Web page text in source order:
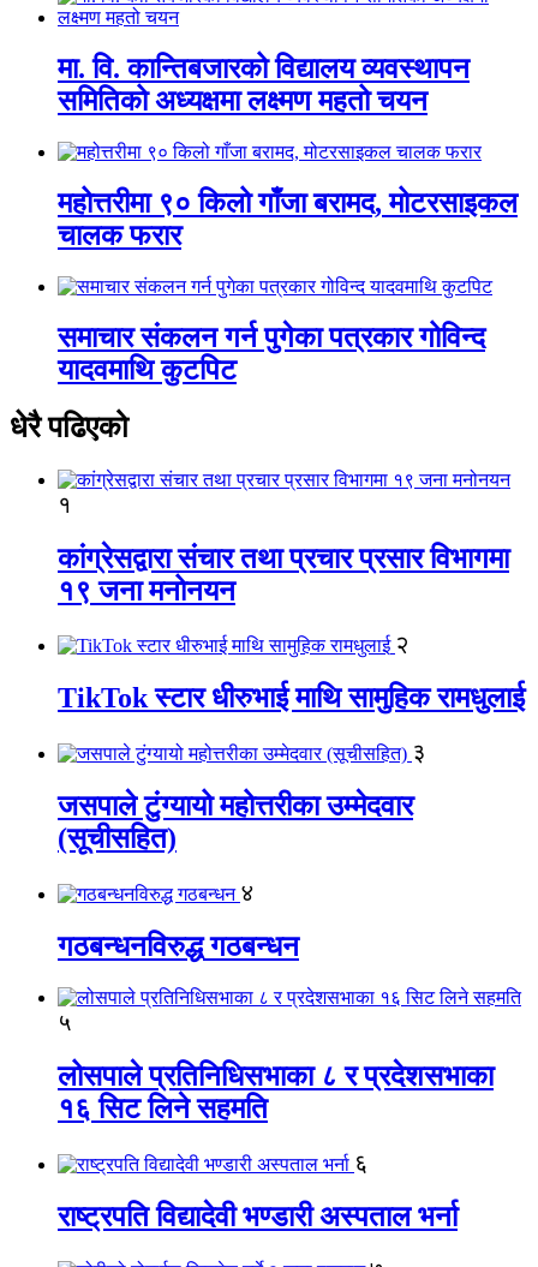
मा. वि. कान्तिबजारको विद्यालय व्यवस्थापन
समितिको अध्यक्षमा लक्ष्मण महतो चयन
महोत्तरीमा ९० किलो गाँजा बरामद, मोटरसाइकल
चालक फरार
समाचार संकलन गर्न पुगेका पत्रकार गोविन्द
यादवमाथि कुटपिट
धेरै पढिएको
१
कांग्रेसद्वारा संचार तथा प्रचार प्रसार विभागमा
१९ जना मनोनयन
२
TikTok स्टार धीरुभाई माथि सामुहिक रामधुलाई
३
जसपाले टुंग्यायो महोत्तरीका उम्मेदवार
(सूचीसहित)
४
गठबन्धनविरुद्ध गठबन्धन
५
लोसपाले प्रतिनिधिसभाका ८ र प्रदेशसभाका
१६ सिट लिने सहमति
६
राष्ट्रपति विद्यादेवी भण्डारी अस्पताल भर्ना